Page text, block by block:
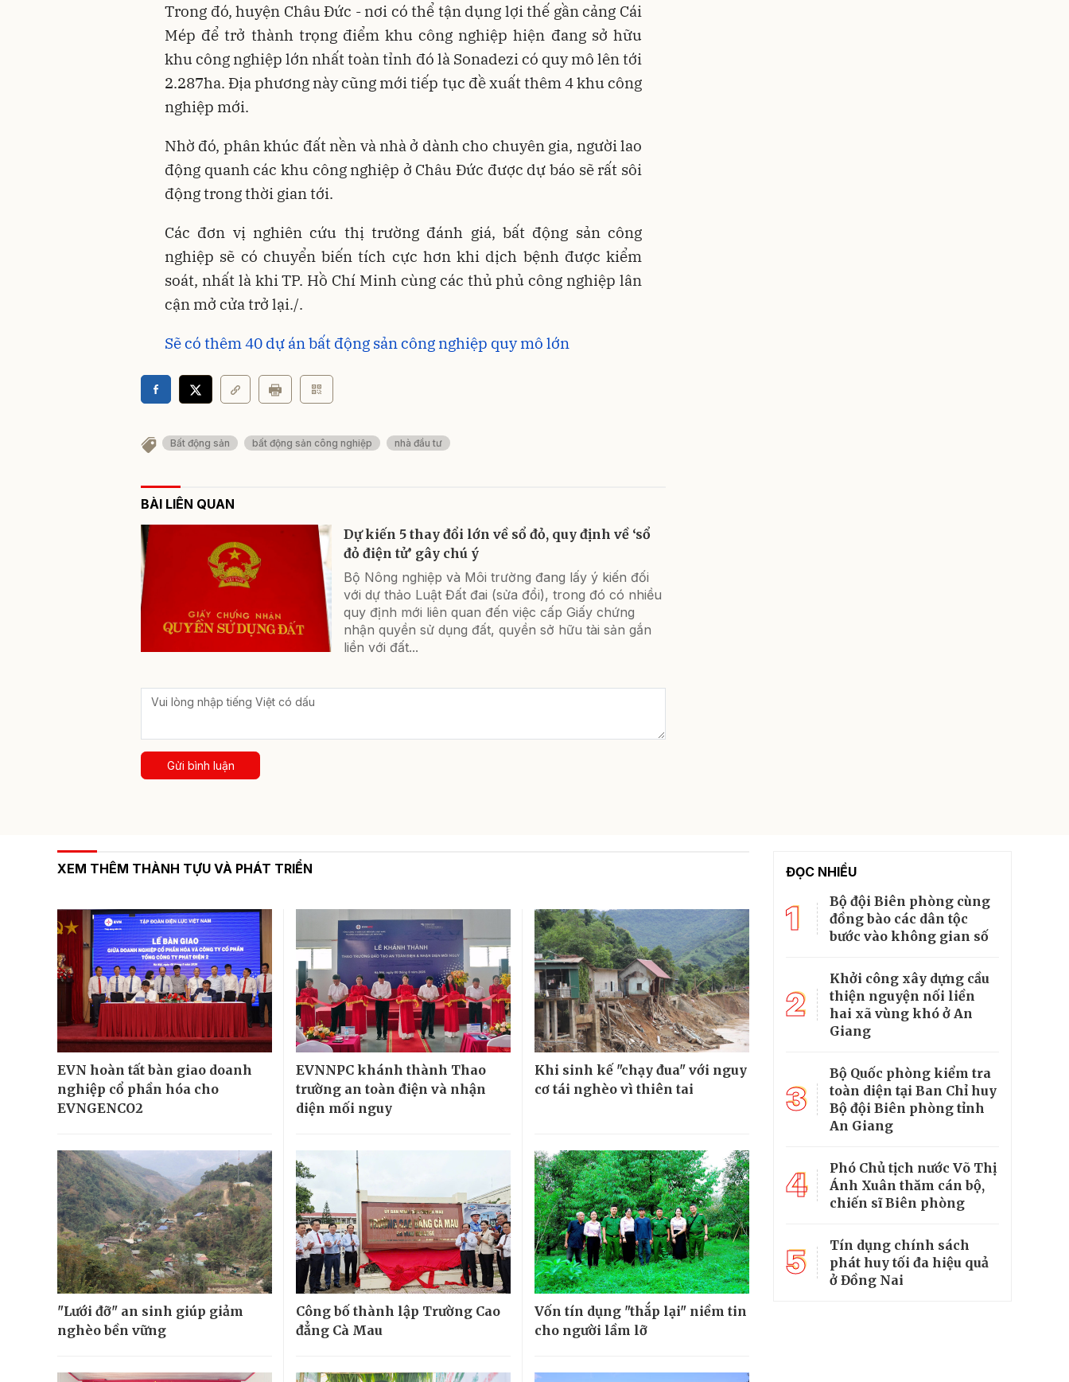
Trong đó, huyện Châu Đức - nơi có thể tận dụng lợi thế gần cảng Cái
Mép để trở thành trọng điểm khu công nghiệp hiện đang sở hữu
khu công nghiệp lớn nhất toàn tỉnh đó là Sonadezi có quy mô lên tới
2.287ha. Địa phương này cũng mới tiếp tục đề xuất thêm 4 khu công
nghiệp mới.
Nhờ đó, phân khúc đất nền và nhà ở dành cho chuyên gia, người lao
động quanh các khu công nghiệp ở Châu Đức được dự báo sẽ rất sôi
động trong thời gian tới.
Các đơn vị nghiên cứu thị trường đánh giá, bất động sản công
nghiệp sẽ có chuyển biến tích cực hơn khi dịch bệnh được kiểm
soát, nhất là khi TP. Hồ Chí Minh cùng các thủ phủ công nghiệp lân
cận mở cửa trở lại./.
Sẽ có thêm 40 dự án bất động sản công nghiệp quy mô lớn
Bất động sản bất động sản công nghiệp nhà đầu tư
BÀI LIÊN QUAN
Dự kiến 5 thay đổi lớn về sổ đỏ, quy định về ‘sổ
đỏ điện tử’ gây chú ý
Bộ Nông nghiệp và Môi trường đang lấy ý kiến đối
với dự thảo Luật Đất đai (sửa đổi), trong đó có nhiều
quy định mới liên quan đến việc cấp Giấy chứng
nhận quyền sử dụng đất, quyền sở hữu tài sản gắn
liền với đất...
Gửi bình luận
XEM THÊM THÀNH TỰU VÀ PHÁT TRIỂN
EVN hoàn tất bàn giao doanh
nghiệp cổ phần hóa cho
EVNGENCO2
EVNNPC khánh thành Thao
trường an toàn điện và nhận
diện mối nguy
Khi sinh kế "chạy đua" với nguy
cơ tái nghèo vì thiên tai
"Lưới đỡ" an sinh giúp giảm
nghèo bền vững
Công bố thành lập Trường Cao
đẳng Cà Mau
Vốn tín dụng "thắp lại" niềm tin
cho người lầm lỡ
ĐỌC NHIỀU
1
Bộ đội Biên phòng cùng
đồng bào các dân tộc
bước vào không gian số
2
Khởi công xây dựng cầu
thiện nguyện nối liền
hai xã vùng khó ở An
Giang
3
Bộ Quốc phòng kiểm tra
toàn diện tại Ban Chỉ huy
Bộ đội Biên phòng tỉnh
An Giang
4
Phó Chủ tịch nước Võ Thị
Ánh Xuân thăm cán bộ,
chiến sĩ Biên phòng
5
Tín dụng chính sách
phát huy tối đa hiệu quả
ở Đồng Nai